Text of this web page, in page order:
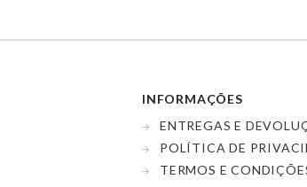
INFORMAÇÕES
ENTREGAS E
POLÍTICA DE
TERMOS E